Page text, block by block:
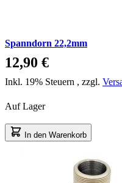
Spanndorn 22,2mm
12,90 €
Inkl. 19% Steuern , zzgl.
Auf Lager
In den Warenkorb